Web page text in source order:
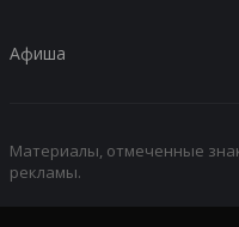
Афиша
Материалы, отмеченные
рекламы.